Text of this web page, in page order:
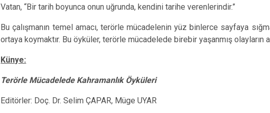
Vatan, “Bir tarih boyunca onun uğrunda, kendini tarihe verenlerindir.”
Bu çalışmanın temel amacı, terörle mücadelenin yüz binlerce sayfaya
ortaya koymaktır. Bu öyküler, terörle mücadelede birebir yaşanmış olayların
Künye:
Terörle Mücadelede Kahramanlık Öyküleri
Editörler: Doç. Dr. Selim ÇAPAR, Müge UYAR